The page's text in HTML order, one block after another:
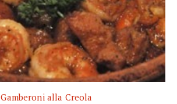
Gamberoni alla Creola